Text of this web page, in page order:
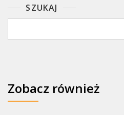
SZUKAJ
Zobacz również